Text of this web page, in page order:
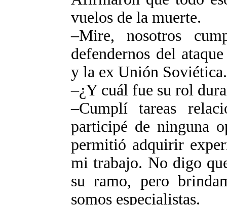
vuelos de la muerte.
–Mire, nosotros
defendernos del
y la ex Unión Soviética.
–¿Y cuál fue su rol
–Cumplí tareas
participé de ninguna
permitió adquirir
mi trabajo. No digo
su ramo, pero
somos especialistas.